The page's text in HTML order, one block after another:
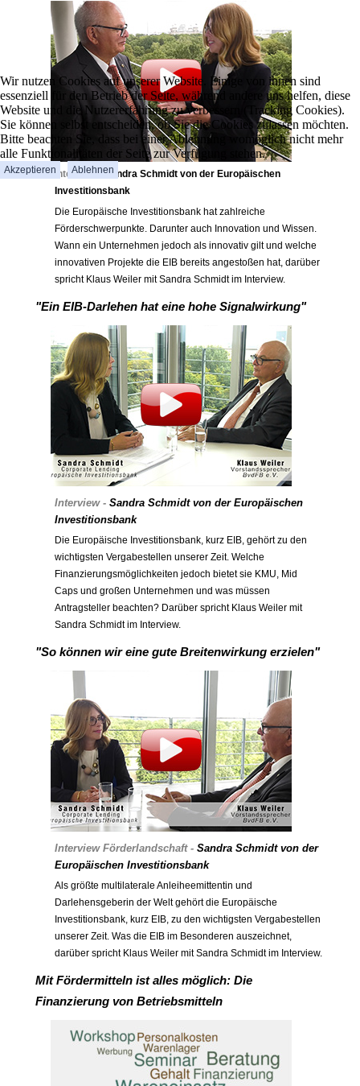
Interview -Sandra Schmidt von der Europäischen
Investitionsbank
Die Europäische Investitionsbank hat zahlreiche
Förderschwerpunkte. Darunter auch Innovation und Wissen.
Wann ein Unternehmen jedoch als innovativ gilt und welche
innovativen Projekte die EIB bereits angestoßen hat, darüber
spricht Klaus Weiler mit Sandra Schmidt im Interview.
"Ein EIB-Darlehen hat eine hohe Signalwirkung"
Interview - Sandra Schmidt von der Europäischen
Investitionsbank
Die Europäische Investitionsbank, kurz EIB, gehört zu den
wichtigsten Vergabestellen unserer Zeit. Welche
Finanzierungsmöglichkeiten jedoch bietet sie KMU, Mid
Caps und großen Unternehmen und was müssen
Antragsteller beachten? Darüber spricht Klaus Weiler mit
Sandra Schmidt im Interview.
"So können wir eine gute Breitenwirkung erzielen"
Interview Förderlandschaft -Sandra Schmidtvon der
Europäischen Investitionsbank
Als größte multilaterale Anleiheemittentin und
Darlehensgeberin der Welt gehört die Europäische
Investitionsbank, kurz EIB, zu den wichtigsten Vergabestellen
unserer Zeit. Was die EIB im Besonderen auszeichnet,
darüber spricht Klaus Weiler mit Sandra Schmidt im Interview.
Mit Fördermitteln ist alles möglich: Die
Finanzierung von Betriebsmitteln
Wir nutzen Cookies auf unserer Website. Einige von ihnen sind
essenziell für den Betrieb der Seite, während andere uns helfen, diese
Website und die Nutzererfahrung zu verbessern (Tracking Cookies).
Sie können selbst entscheiden, ob Sie die Cookies zulassen möchten.
Bitte beachten Sie, dass bei einer Ablehnung womöglich nicht mehr
alle Funktionalitäten der Seite zur Verfügung stehen.
Akzeptieren Ablehnen